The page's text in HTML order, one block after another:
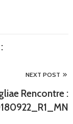
NEXT POST
Rencontre :